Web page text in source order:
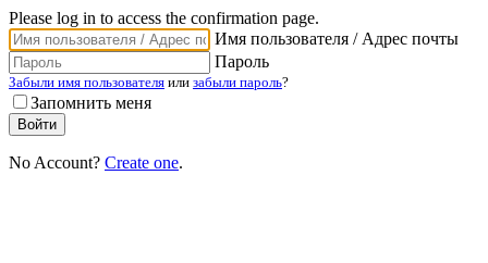
Please log in to access the confirmation page.
Имя пользователя / Адрес почты
Пароль
Забыли имя пользователя или забыли пароль?
Запомнить меня
No Account? Create one.